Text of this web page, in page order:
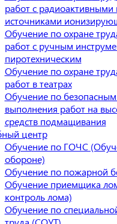
работ с радиоактивными
источниками
Обучение по охране
работ с ручным
пиротехническим
Обучение по охране
работ в театрах
Обучение по
выполнения работ на
средств подмащивания
центр
Обучение по ГОЧС
обороне)
Обучение по пожарной
Обучение приемщика
контроль лома)
Обучение по